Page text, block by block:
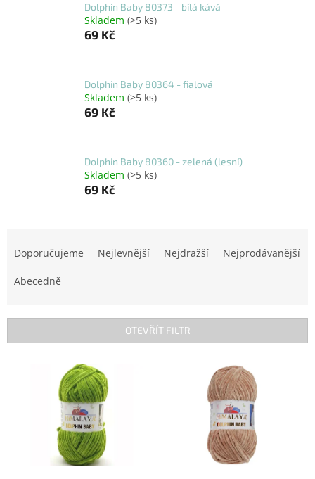
Dolphin Baby 80373 - bílá kává
Skladem (>5 ks)
69 Kč
Dolphin Baby 80364 - fialová
Skladem (>5 ks)
69 Kč
Dolphin Baby 80360 - zelená (lesní)
Skladem (>5 ks)
69 Kč
r
Doporučujeme Nejlevnější Nejdražší Nejprodávanější
Abecedně
OTEVŘÍT FILTR